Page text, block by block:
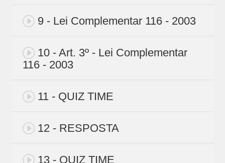
9 - Lei Complementar 116 - 2003
10 - Art. 3º - Lei Complementar
116 - 2003
11 - QUIZ TIME
12 - RESPOSTA
13 - QUIZ TIME